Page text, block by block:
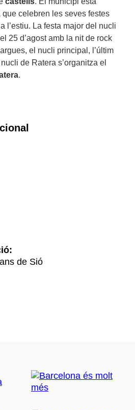
celebren les seves festes
l’estiu. La festa major del nucli
25 d’agost amb la nit de rock
el nucli principal, l’últim
de Ratera s’organitza el
.
de Sió